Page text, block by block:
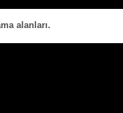
alanları.